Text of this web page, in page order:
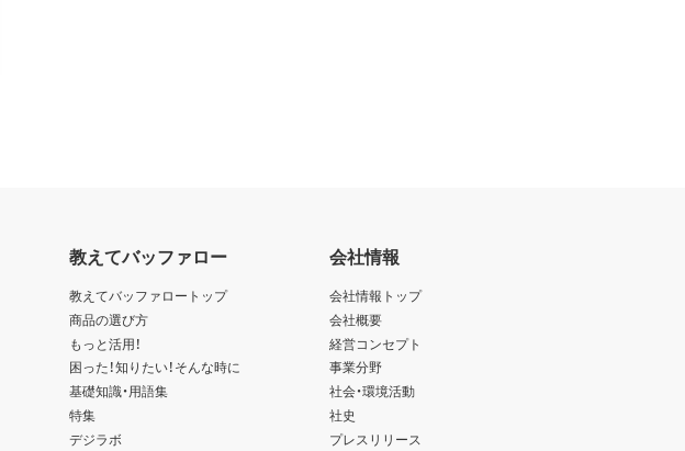
教えてバッファロー
教えてバッファロートップ
商品の選び方
もっと活用！
困った！知りたい！そんな時に
基礎知識・用語集
特集
デジラボ
会社情報
会社情報トップ
会社概要
経営コンセプト
事業分野
社会・環境活動
社史
プレスリリース